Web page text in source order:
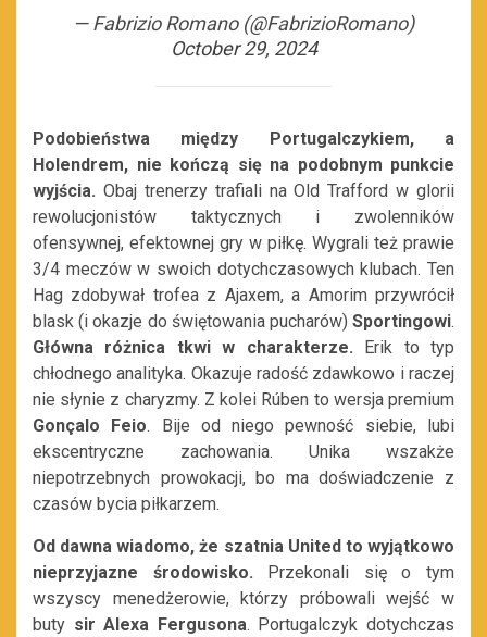
— Fabrizio Romano (@FabrizioRomano)
October 29, 2024
Podobieństwa między Portugalczykiem, a
Holendrem, nie kończą się na podobnym punkcie
wyjścia. Obaj trenerzy trafiali na Old Trafford w glorii
rewolucjonistów taktycznych i zwolenników
ofensywnej, efektownej gry w piłkę. Wygrali też prawie
3/4 meczów w swoich dotychczasowych klubach. Ten
Hag zdobywał trofea z Ajaxem, a Amorim przywrócił
blask (i okazje do świętowania pucharów) Sportingowi.
Główna różnica tkwi w charakterze. Erik to typ
chłodnego analityka. Okazuje radość zdawkowo i raczej
nie słynie z charyzmy. Z kolei Rúben to wersja premium
Gonçalo Feio. Bije od niego pewność siebie, lubi
ekscentryczne zachowania. Unika wszakże
niepotrzebnych prowokacji, bo ma doświadczenie z
czasów bycia piłkarzem.
Od dawna wiadomo, że szatnia United to wyjątkowo
nieprzyjazne środowisko. Przekonali się o tym
wszyscy menedżerowie, którzy próbowali wejść w
buty sir Alexa Fergusona. Portugalczyk dotychczas